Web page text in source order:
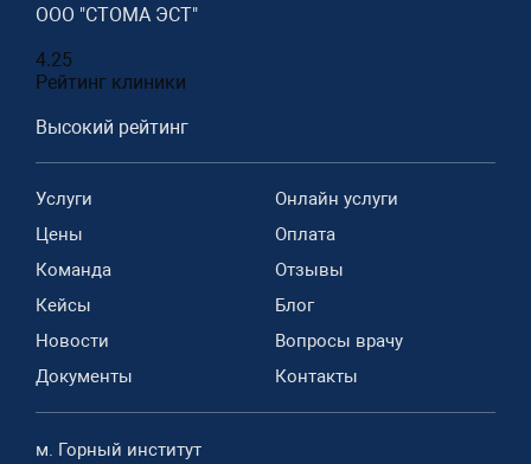
ООО "СТОМА ЭСТ"
4.25
Рейтинг клиники
Высокий рейтинг
Услуги
Онлайн услуги
Цены
Оплата
Команда
Отзывы
Кейсы
Блог
Новости
Вопросы врачу
Документы
Контакты
м. Горный институт